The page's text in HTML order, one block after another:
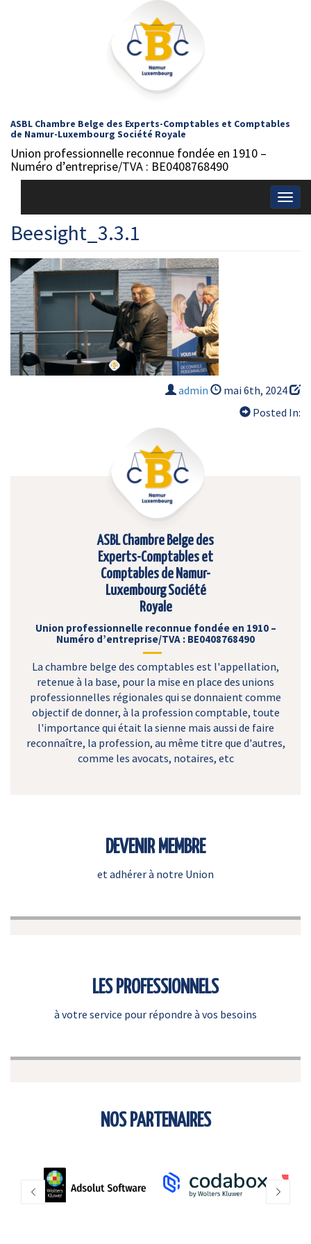
ASBL Chambre Belge des Experts-Comptables et Comptables
de Namur-Luxembourg Société Royale
Union professionnelle reconnue fondée en 1910 –
Numéro d’entreprise/TVA : BE0408768490
Beesight_3.3.1
admin
mai 6th, 2024
Posted In:
ASBL Chambre Belge des
Experts-Comptables et
Comptables de Namur-
Luxembourg Société
Royale
Union professionnelle reconnue fondée en 1910 –
Numéro d’entreprise/TVA : BE0408768490
La chambre belge des comptables est l'appellation,
retenue à la base, pour la mise en place des unions
professionnelles régionales qui se donnaient comme
objectif de donner, à la profession comptable, toute
l'importance qui était la sienne mais aussi de faire
reconnaître, la profession, au même titre que d'autres,
comme les avocats, notaires, etc
DEVENIR MEMBRE
et adhérer à notre Union
LES PROFESSIONNELS
à votre service pour répondre à vos besoins
NOS PARTENAIRES